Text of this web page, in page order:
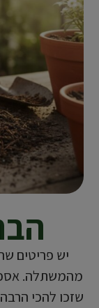
יש פריטים
מהמשתלה.
שזכו להכי